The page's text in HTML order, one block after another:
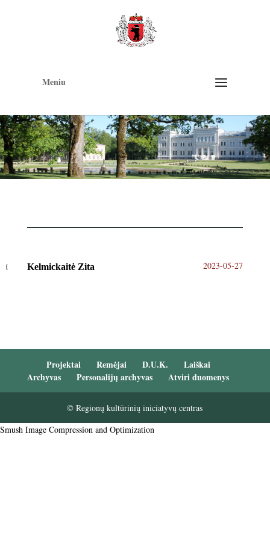
Meniu
Kelmickaitė Zita 2023-05-27
Projektai Remėjai D.U.K.
Laiškai
Archyvas
Personalijų archyvas Atviri duomenys
© Regionų kultūrinių iniciatyvų centras
Smush Image Compression and Optimization